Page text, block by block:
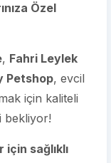
Özel
, Fahri Leylek
Petshop, evcil
için kaliteli
bekliyor!
sağlıklı